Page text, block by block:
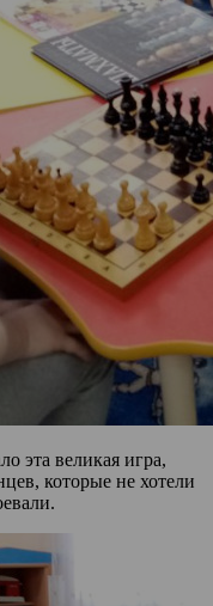
эта великая игра,
которые не хотели